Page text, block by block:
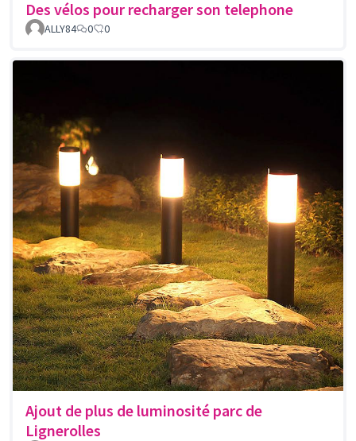
Des vélos pour recharger son telephone
ALLY84 0 0
Ajout de plus de luminosité parc de
Lignerolles